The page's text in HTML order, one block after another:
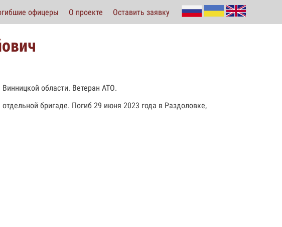
офицеры О проекте Оставить заявку
области. Ветеран АТО.
бригаде. Погиб 29 июня 2023 года в Раздоловке,